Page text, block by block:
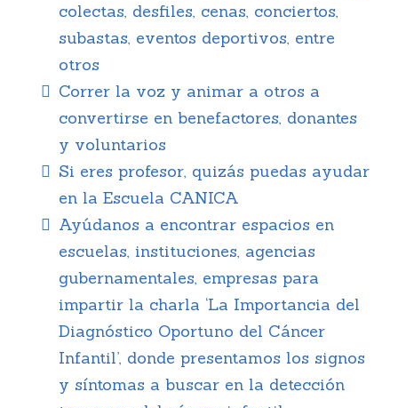
colectas, desfiles, cenas, conciertos,
subastas, eventos deportivos, entre
otros
Correr la voz y animar a otros a
convertirse en benefactores, donantes
y voluntarios
Si eres profesor, quizás puedas ayudar
en la Escuela CANICA
Ayúdanos a encontrar espacios en
escuelas, instituciones, agencias
gubernamentales, empresas para
impartir la charla ‘La Importancia del
Diagnóstico Oportuno del Cáncer
Infantil’, donde presentamos los signos
y síntomas a buscar en la detección